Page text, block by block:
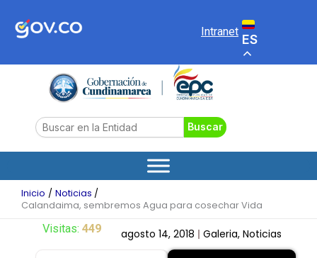
Intranet
ES
Search Buscar
Inicio
Noticias
Calandaima, sembremos Agua para cosechar Vida
Visitas: 449 agosto 14, 2018 Galeria, Noticias